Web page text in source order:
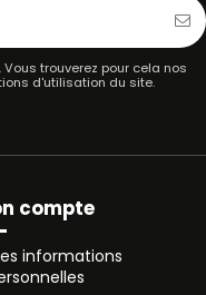
trouverez pour cela nos
d'utilisation du site.
compte
informations